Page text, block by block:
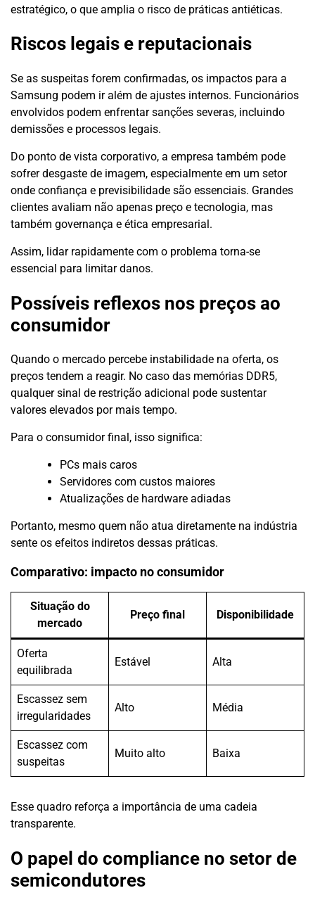
estratégico, o que amplia o risco de práticas antiéticas.
Riscos legais e reputacionais
Se as suspeitas forem confirmadas, os impactos para a
Samsung podem ir além de ajustes internos. Funcionários
envolvidos podem enfrentar sanções severas, incluindo
demissões e processos legais.
Do ponto de vista corporativo, a empresa também pode
sofrer desgaste de imagem, especialmente em um setor
onde confiança e previsibilidade são essenciais. Grandes
clientes avaliam não apenas preço e tecnologia, mas
também governança e ética empresarial.
Assim, lidar rapidamente com o problema torna-se
essencial para limitar danos.
Possíveis reflexos nos preços ao
consumidor
Quando o mercado percebe instabilidade na oferta, os
preços tendem a reagir. No caso das memórias DDR5,
qualquer sinal de restrição adicional pode sustentar
valores elevados por mais tempo.
Para o consumidor final, isso significa:
PCs mais caros
Servidores com custos maiores
Atualizações de hardware adiadas
Portanto, mesmo quem não atua diretamente na indústria
sente os efeitos indiretos dessas práticas.
Comparativo: impacto no consumidor
Situação do
mercado
Preço final Disponibilidade
Oferta
equilibrada
Estável Alta
Escassez sem
irregularidades
Alto Média
Escassez com
suspeitas
Muito alto Baixa
Esse quadro reforça a importância de uma cadeia
transparente.
O papel do compliance no setor de
semicondutores